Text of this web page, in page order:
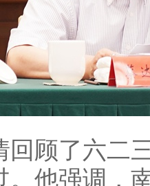
顾了六二三
。他强调，